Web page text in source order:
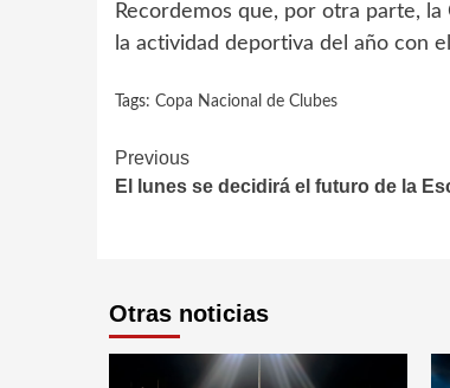
Recordemos que, por otra parte,
la actividad deportiva del año con
Tags: Copa Nacional de Clubes
Continue
Reading
Previous
El lunes se decidirá el futuro de la
Otras noticias